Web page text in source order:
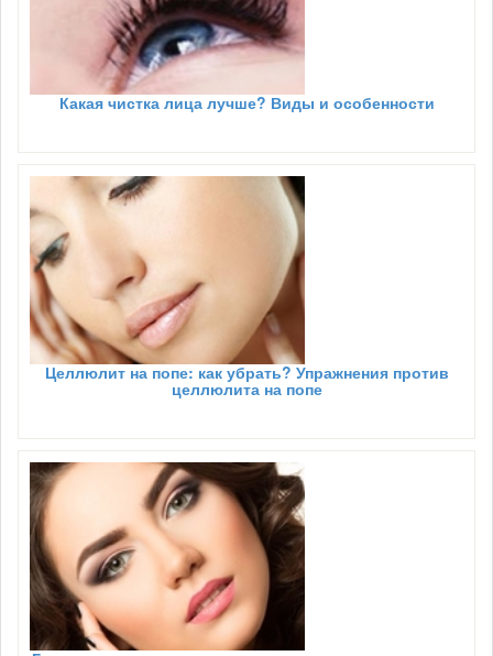
Какая чистка лица лучше? Виды и особенности
Целлюлит на попе: как убрать? Упражнения против
целлюлита на попе